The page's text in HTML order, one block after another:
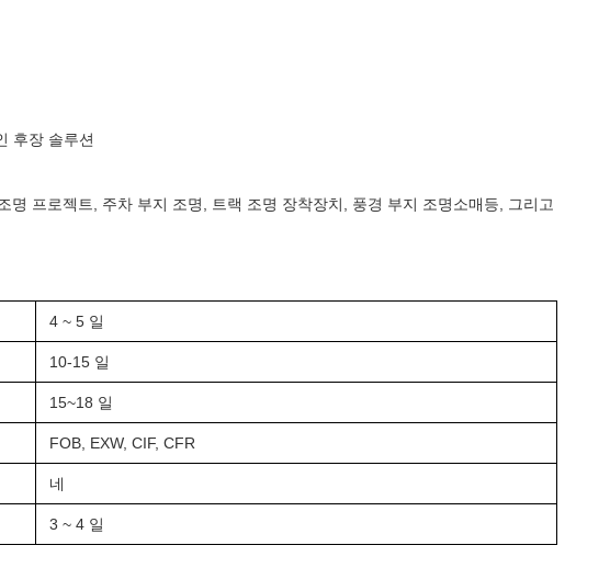
후장 솔루션
프로젝트, 주차 부지 조명, 트랙 조명 장착장치, 풍경 부지 조명소매등, 그리고
4 ~ 5 일
10-15 일
15~18 일
FOB, EXW, CIF, CFR
네
3 ~ 4 일